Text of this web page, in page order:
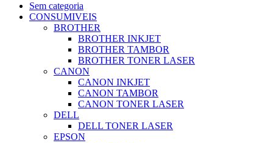
Sem categoria
CONSUMIVEIS
BROTHER
BROTHER INKJET
BROTHER TAMBOR
BROTHER TONER LASER
CANON
CANON INKJET
CANON TAMBOR
CANON TONER LASER
DELL
DELL TONER LASER
EPSON